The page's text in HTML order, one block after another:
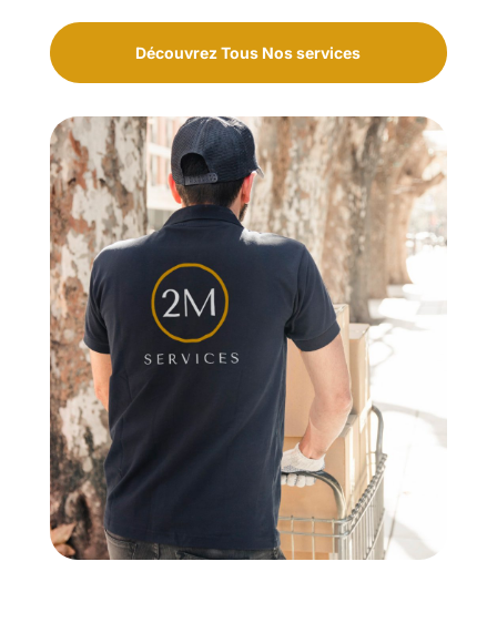
Découvrez Tous Nos services